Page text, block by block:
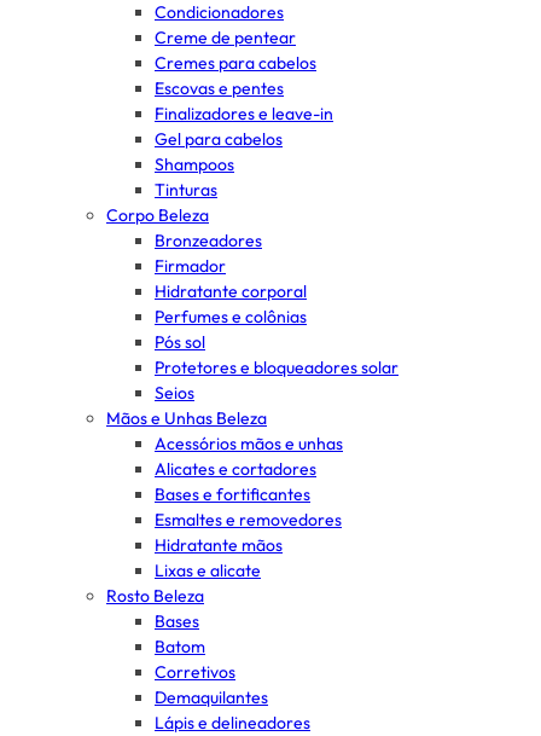
Condicionadores
Creme de pentear
Cremes para cabelos
Escovas e pentes
Finalizadores e leave-in
Gel para cabelos
Shampoos
Tinturas
Corpo Beleza
Bronzeadores
Firmador
Hidratante corporal
Perfumes e colônias
Pós sol
Protetores e bloqueadores solar
Seios
Mãos e Unhas Beleza
Acessórios mãos e unhas
Alicates e cortadores
Bases e fortificantes
Esmaltes e removedores
Hidratante mãos
Lixas e alicate
Rosto Beleza
Bases
Batom
Corretivos
Demaquilantes
Lápis e delineadores